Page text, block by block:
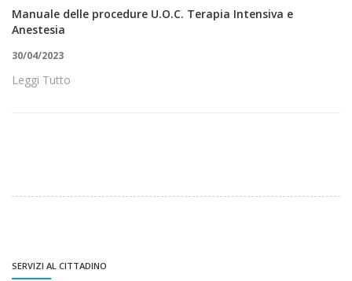
Manuale delle procedure U.O.C. Terapia Intensiva e
Anestesia
30/04/2023
Leggi Tutto
SERVIZI AL CITTADINO